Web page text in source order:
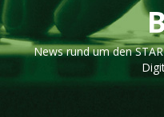
News rund um den